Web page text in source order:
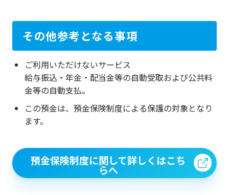
その他参考となる事項
ご利用いただけないサービス
給与振込・年金・配当金等の自動受取および公共料
金等の自動支払。
この預金は、預金保険制度による保護の対象となり
ます。
預金保険制度に関して詳しくはこち
らへ